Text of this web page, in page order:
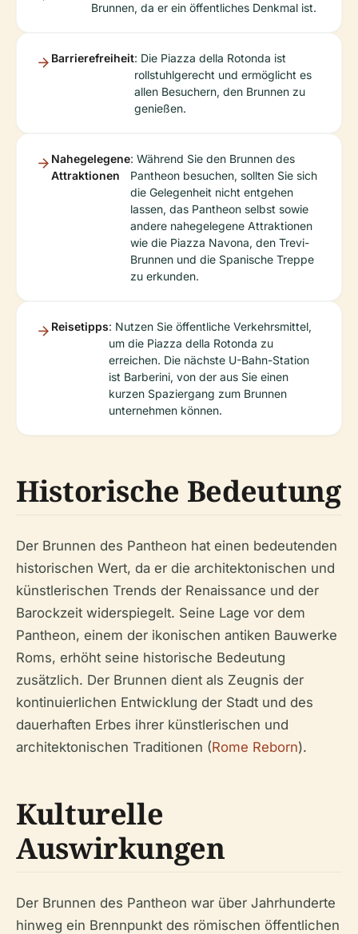
Brunnen, da er ein öffentliches Denkmal ist.
Barrierefreiheit: Die Piazza della Rotonda ist
rollstuhlgerecht und ermöglicht es
allen Besuchern, den Brunnen zu
genießen.
Nahegelegene
Attraktionen
: Während Sie den Brunnen des
Pantheon besuchen, sollten Sie sich
die Gelegenheit nicht entgehen
lassen, das Pantheon selbst sowie
andere nahegelegene Attraktionen
wie die Piazza Navona, den Trevi-
Brunnen und die Spanische Treppe
zu erkunden.
Reisetipps: Nutzen Sie öffentliche Verkehrsmittel,
um die Piazza della Rotonda zu
erreichen. Die nächste U-Bahn-Station
ist Barberini, von der aus Sie einen
kurzen Spaziergang zum Brunnen
unternehmen können.
Historische Bedeutung
Der Brunnen des Pantheon hat einen bedeutenden
historischen Wert, da er die architektonischen und
künstlerischen Trends der Renaissance und der
Barockzeit widerspiegelt. Seine Lage vor dem
Pantheon, einem der ikonischen antiken Bauwerke
Roms, erhöht seine historische Bedeutung
zusätzlich. Der Brunnen dient als Zeugnis der
kontinuierlichen Entwicklung der Stadt und des
dauerhaften Erbes ihrer künstlerischen und
architektonischen Traditionen (Rome Reborn).
Kulturelle
Auswirkungen
Der Brunnen des Pantheon war über Jahrhunderte
hinweg ein Brennpunkt des römischen öffentlichen